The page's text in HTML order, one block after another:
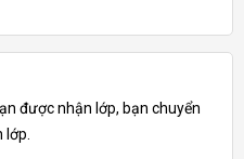
được nhận lớp, bạn chuyển